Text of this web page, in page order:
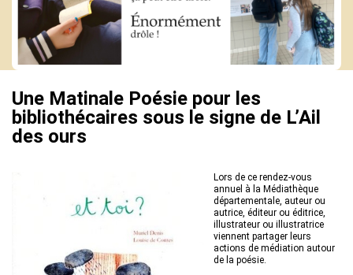
Tutoriels Syrtis
Veille professionnelle
Fiches pratiques
Publications
Une Matinale Poésie pour les
bibliothécaires sous le signe de L’Ail
des ours
Lors de ce rendez-vous
annuel à la Médiathèque
départementale, auteur ou
autrice, éditeur ou éditrice,
illustrateur ou illustratrice
viennent partager leurs
actions de médiation autour
de la poésie.